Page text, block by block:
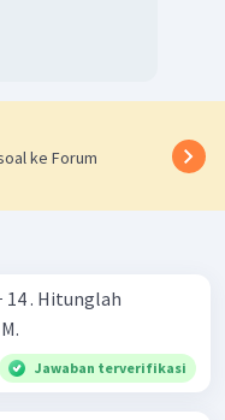
ke Forum
14 . Hitunglah
Jawaban terverifikasi